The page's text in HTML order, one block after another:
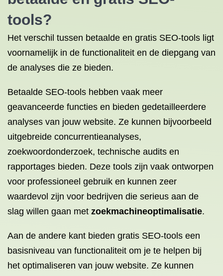
tools?
Het verschil tussen betaalde en gratis SEO-tools ligt
voornamelijk in de functionaliteit en de diepgang van
de analyses die ze bieden.
Betaalde SEO-tools hebben vaak meer
geavanceerde functies en bieden gedetailleerdere
analyses van jouw website. Ze kunnen bijvoorbeeld
uitgebreide concurrentieanalyses,
zoekwoordonderzoek, technische audits en
rapportages bieden. Deze tools zijn vaak ontworpen
voor professioneel gebruik en kunnen zeer
waardevol zijn voor bedrijven die serieus aan de
slag willen gaan met zoekmachineoptimalisatie.
Aan de andere kant bieden gratis SEO-tools een
basisniveau van functionaliteit om je te helpen bij
het optimaliseren van jouw website. Ze kunnen